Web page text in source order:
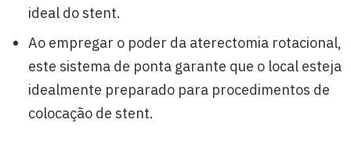
ideal do stent.
Ao empregar o poder da aterectomia rotacional,
este sistema de ponta garante que o local esteja
idealmente preparado para procedimentos de
colocação de stent.